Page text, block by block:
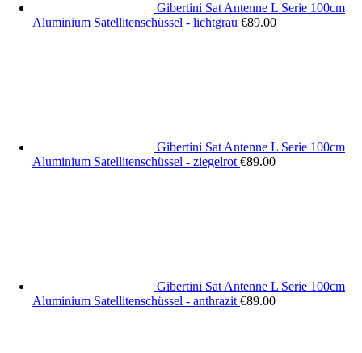
Gibertini Sat Antenne L Serie 100cm
Aluminium Satellitenschüssel - lichtgrau €89.00
Gibertini Sat Antenne L Serie 100cm
Aluminium Satellitenschüssel - ziegelrot €89.00
Gibertini Sat Antenne L Serie 100cm
Aluminium Satellitenschüssel - anthrazit €89.00